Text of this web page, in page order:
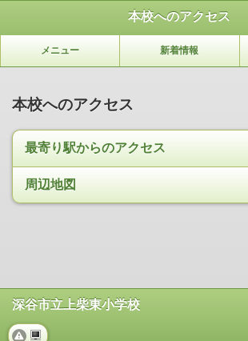
本校へのアクセス
メニュー 新着情報
本校へのアクセス
最寄り駅からのアクセス
周辺地図
深谷市立上柴東小学校